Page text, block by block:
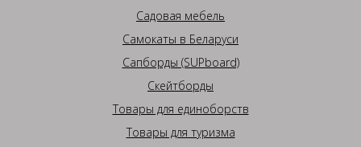
Садовая мебель
Самокаты в Беларуси
Сапборды (SUPboard)
Скейтборды
Товары для единоборств
Товары для туризма